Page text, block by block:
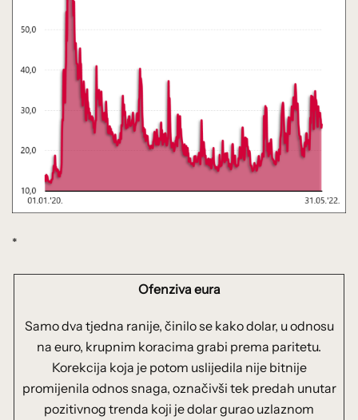
*
Ofenziva eura
Samo dva tjedna ranije, činilo se kako dolar, u odnosu
na euro, krupnim koracima grabi prema paritetu.
Korekcija koja je potom uslijedila nije bitnije
promijenila odnos snaga, označivši tek predah unutar
pozitivnog trenda koji je dolar gurao uzlaznom